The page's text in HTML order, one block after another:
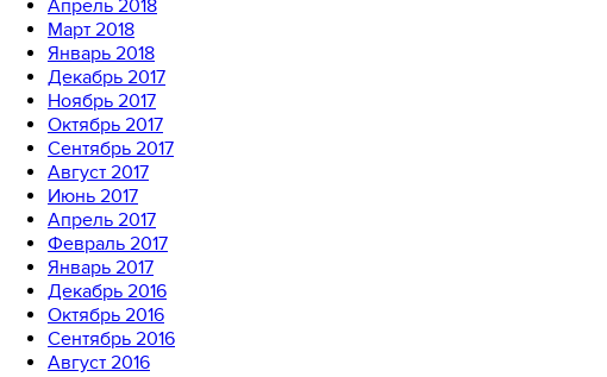
Апрель 2018
Март 2018
Январь 2018
Декабрь 2017
Ноябрь 2017
Октябрь 2017
Сентябрь 2017
Август 2017
Июнь 2017
Апрель 2017
Февраль 2017
Январь 2017
Декабрь 2016
Октябрь 2016
Сентябрь 2016
Август 2016